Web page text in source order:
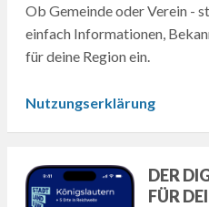
Ob Gemeinde oder Verein -
einfach Informationen,
für deine Region ein.
Nutzungserklärung
DER
FÜR